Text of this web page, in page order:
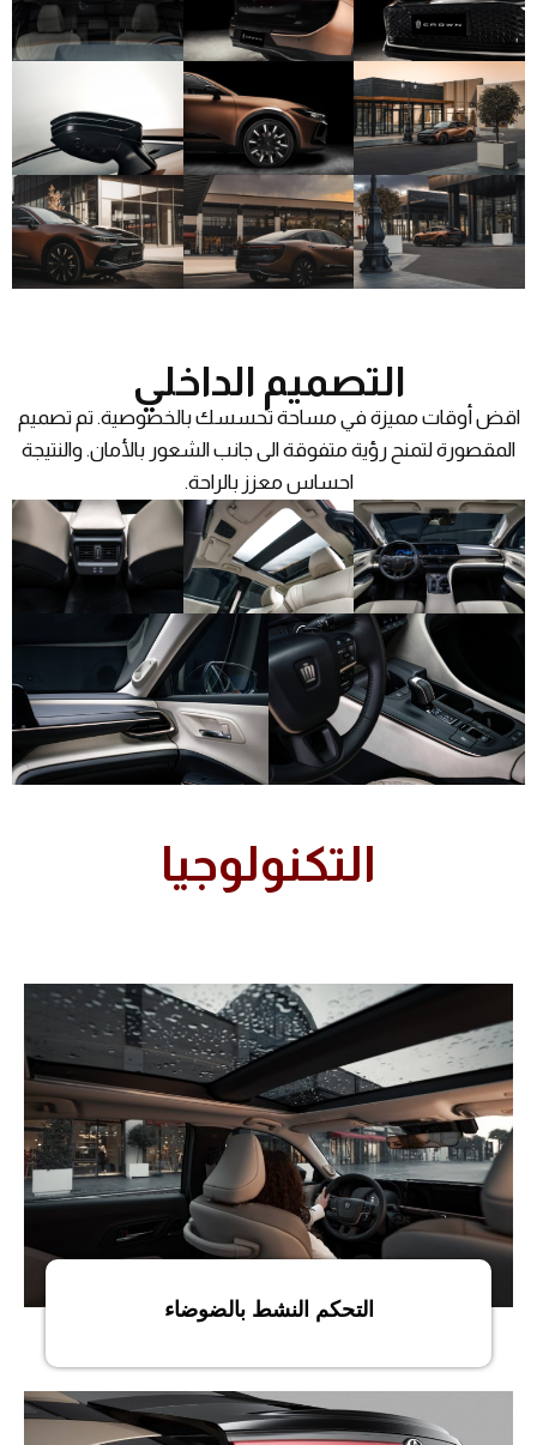
التصميم الداخلي
اقض أوقات مميزة في مساحة تحسسك بالخصوصية. تم تصميم
المقصورة لتمنح رؤية متفوقة الى جانب الشعور بالأمان. والنتيجة
احساس معزز بالراحة.
التكنولوجيا
التحكم النشط بالضوضاء